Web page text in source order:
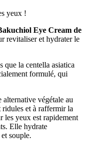
yeux !
Eye Cream de
revitaliser et hydrater le
que la centella asiatica
formulé, qui
végétale au
et à raffermir la
les yeux est rapidement
Elle hydrate
souple.